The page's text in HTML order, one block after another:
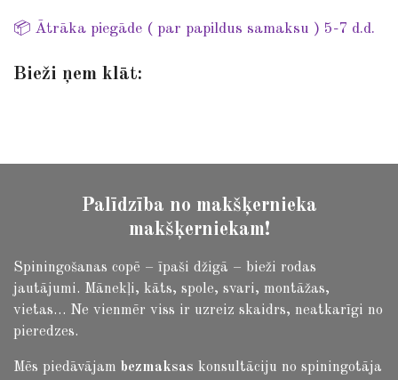
:
s
s
s
s
s
s
a
📦 Ātrāka piegāde ( par papildus samaksu ) 5-7 d.d.
Bieži ņem klāt:
Palīdzība no makšķernieka
makšķerniekam!
Spiningošanas copē – īpaši džigā – bieži rodas
jautājumi. Mānekļi, kāts, spole, svari, montāžas,
vietas… Ne vienmēr viss ir uzreiz skaidrs, neatkarīgi no
pieredzes.
Mēs piedāvājam bezmaksas konsultāciju no spiningotāja